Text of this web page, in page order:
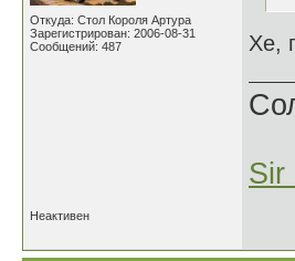
Откуда: Стол Короля Артура
Зарегистрирован: 2006-08-31
Сообщений: 487
Хе,
Sir
Неактивен